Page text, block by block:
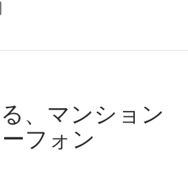
、マンション
フォン